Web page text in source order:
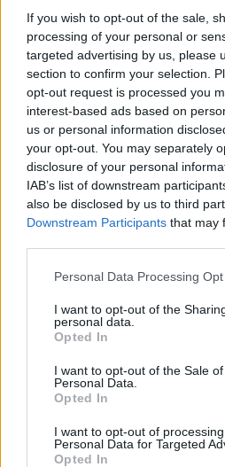
If you wish to opt-out of the sale,
processing of your personal or
targeted advertising by us, please
section to confirm your selection.
opt-out request is processed you
interest-based ads based on
us or personal information
your opt-out. You may separately
disclosure of your personal
IAB’s list of downstream
also be disclosed by us to third
Downstream Participants that may
Please note that this website/app
not limited to your visit or usage
grant or deny consent to Google
use your data for below specified
consent section.
Personal Data Processing
I want to opt-out of the
personal data.
Opted In
I want to opt-out of the Sale
Personal Data.
Opted In
I want to opt-out of
Personal Data for Targeted
Opted In
In conclusione, la chiusura di
evento isolato, ma un
culturale necessario. Il
riflettere, discutere e agire,
dignità femminile diventino
modo di vivere e comunicare
unirsi a questa